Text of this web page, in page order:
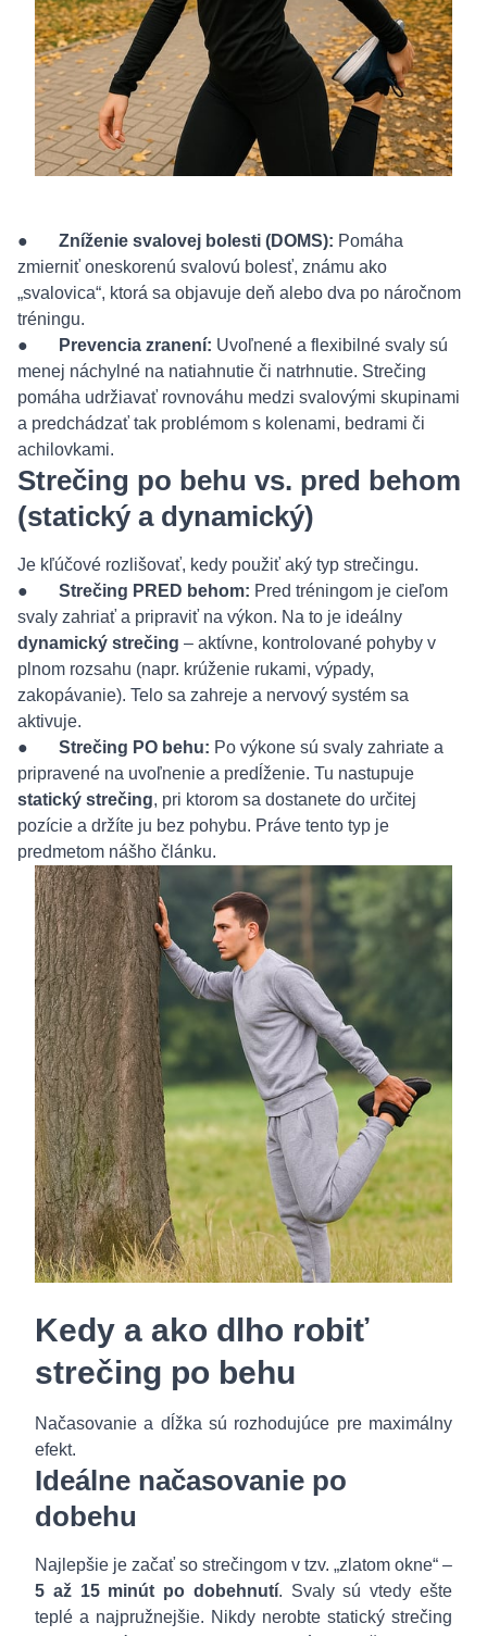
● Zníženie svalovej bolesti (DOMS): Pomáha
zmierniť oneskorenú svalovú bolesť, známu ako
„svalovica“, ktorá sa objavuje deň alebo dva po náročnom
tréningu.
●
Prevencia zranení: Uvoľnené a flexibilné svaly sú
menej náchylné na natiahnutie či natrhnutie. Strečing
pomáha udržiavať rovnováhu medzi svalovými skupinami
a predchádzať tak problémom s kolenami, bedrami či
achilovkami.
Strečing po behu vs. pred behom
(statický a dynamický)
Je kľúčové rozlišovať, kedy použiť aký typ strečingu.
● Strečing PRED behom: Pred tréningom je cieľom
svaly zahriať a pripraviť na výkon. Na to je ideálny
dynamický strečing – aktívne, kontrolované pohyby v
plnom rozsahu (napr. krúženie rukami, výpady,
zakopávanie). Telo sa zahreje a nervový systém sa
aktivuje.
● Strečing PO behu: Po výkone sú svaly zahriate a
pripravené na uvoľnenie a predĺženie. Tu nastupuje
statický strečing, pri ktorom sa dostanete do určitej
pozície a držíte ju bez pohybu. Práve tento typ je
predmetom nášho článku.
Kedy a ako dlho robiť
strečing po behu
Načasovanie a dĺžka sú rozhodujúce pre maximálny
efekt.
Ideálne načasovanie po
dobehu
Najlepšie je začať so strečingom v tzv. „zlatom okne“ –
5 až 15 minút po dobehnutí. Svaly sú vtedy ešte
teplé a najpružnejšie. Nikdy nerobte statický strečing